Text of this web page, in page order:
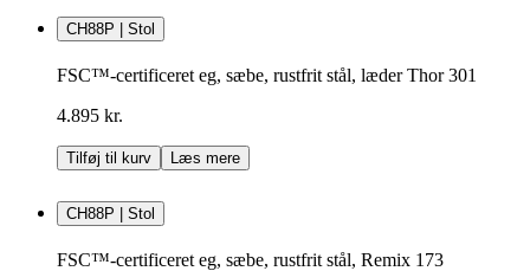
CH88P | Stol
FSC™-certificeret eg, sæbe, rustfrit stål, læder Thor 301
4.895 kr.
Tilføj til kurv Læs mere
CH88P | Stol
FSC™-certificeret eg, sæbe, rustfrit stål, Remix 173